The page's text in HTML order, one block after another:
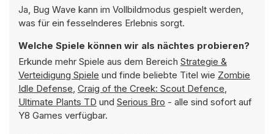
Ja, Bug Wave kann im Vollbildmodus gespielt werden,
was für ein fesselnderes Erlebnis sorgt.
Welche Spiele können wir als nächtes probieren?
Erkunde mehr Spiele aus dem Bereich Strategie &
Verteidigung Spiele und finde beliebte Titel wie Zombie
Idle Defense, Craig of the Creek: Scout Defence,
Ultimate Plants TD und Serious Bro - alle sind sofort auf
Y8 Games verfügbar.